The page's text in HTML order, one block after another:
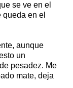
se ve en el
en el
aunque
un
pesadez. Me
mate, deja